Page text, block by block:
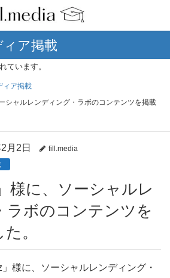
ア掲載
ています。
ィア掲載
シャルレンディング・ラボのコンテンツを掲載
月2日
fill.media
ラボのコンテンツを
。
様に、ソーシャルレンディング・